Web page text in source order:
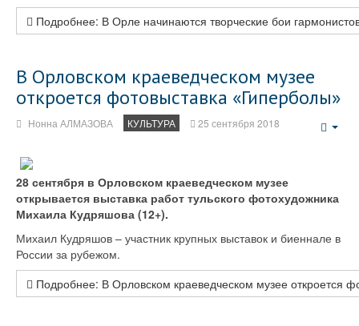
Подробнее: В Орле начинаются творческие бои
В Орловском краеведческом музее
откроется фотовыставка «Гиперболы»
Нонна АЛМАЗОВА КУЛЬТУРА 25 сентября 2018
28 сентября в Орловском краеведческом музее
открывается выставка работ тульского фотохудожника
Михаила Кудряшова (12+).
Михаил Кудряшов – участник крупных выставок и биеннале в
России за рубежом.
Подробнее: В Орловском краеведческом музее откроется